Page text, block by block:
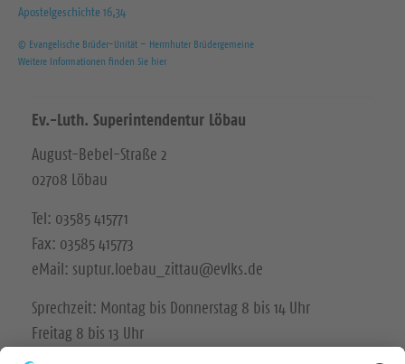
Apostelgeschichte 16,34
© Evangelische Brüder-Unität – Herrnhuter Brüdergemeine
Weitere Informationen finden Sie hier
Ev.-Luth. Superintendentur Löbau
August-Bebel-Straße 2
02708 Löbau
Tel: 03585 415771
Fax: 03585 415773
eMail: suptur.loebau_zittau@evlks.de
Sprechzeit: Montag bis Donnerstag 8 bis 14 Uhr
Freitag 8 bis 13 Uhr